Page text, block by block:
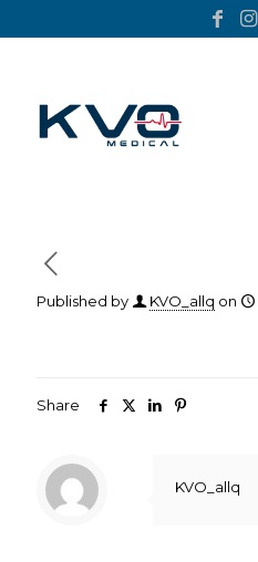
Published by KVO_allq on
Share
KVO_allq